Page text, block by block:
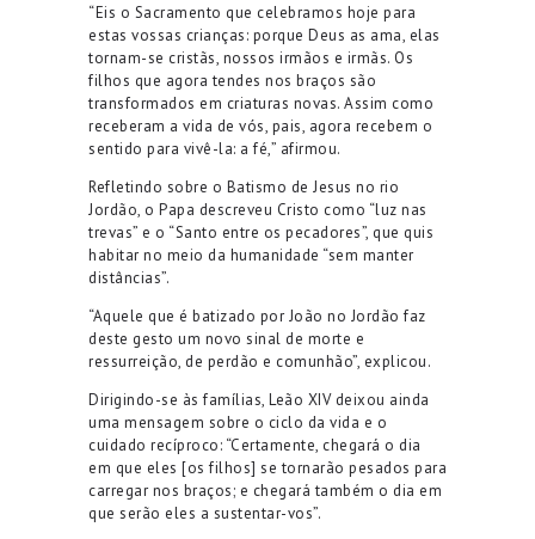
“Eis o Sacramento que celebramos hoje para
estas vossas crianças: porque Deus as ama, elas
tornam-se cristãs, nossos irmãos e irmãs. Os
filhos que agora tendes nos braços são
transformados em criaturas novas. Assim como
receberam a vida de vós, pais, agora recebem o
sentido para vivê-la: a fé,” afirmou.
Refletindo sobre o Batismo de Jesus no rio
Jordão, o Papa descreveu Cristo como “luz nas
trevas” e o “Santo entre os pecadores”, que quis
habitar no meio da humanidade “sem manter
distâncias”.
“Aquele que é batizado por João no Jordão faz
deste gesto um novo sinal de morte e
ressurreição, de perdão e comunhão”, explicou.
Dirigindo-se às famílias, Leão XIV deixou ainda
uma mensagem sobre o ciclo da vida e o
cuidado recíproco: “Certamente, chegará o dia
em que eles [os filhos] se tornarão pesados para
carregar nos braços; e chegará também o dia em
que serão eles a sustentar-vos”.